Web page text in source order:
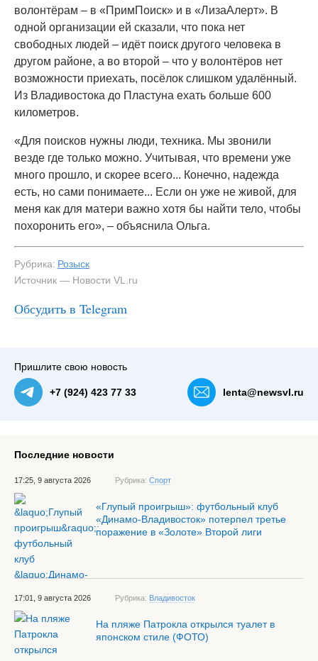
волонтёрам – в «ПримПоиск» и в «ЛизаАлерт». В
одной организации ей сказали, что пока нет
свободных людей – идёт поиск другого человека в
другом районе, а во второй – что у волонтёров нет
возможности приехать, посёлок слишком удалённый.
Из Владивостока до Пластуна ехать больше 600
километров.
«Для поисков нужны люди, техника. Мы звонили
везде где только можно. Учитывая, что времени уже
много прошло, и скорее всего... Конечно, надежда
есть, но сами понимаете... Если он уже не живой, для
меня как для матери важно хотя бы найти тело, чтобы
похоронить его», – объяснила Ольга.
Рубрика: Розыск
Источник — Новости VL.ru
Обсудить в Telegram
#2Особые приметы Ивана — NewsVL.ru
Пришлите свою новость
+7 (924) 423 77 33 lenta@newsvl.ru
Последние новости
17:25, 9 августа 2026 Рубрика: Спорт
«Глупый проигрыш»: футбольный клуб
«Динамо-Владивосток» потерпел третье
поражение в «Золоте» Второй лиги
17:01, 9 августа 2026 Рубрика: Владивосток
На пляже Патрокла открылся туалет в
японском стиле (ФОТО)